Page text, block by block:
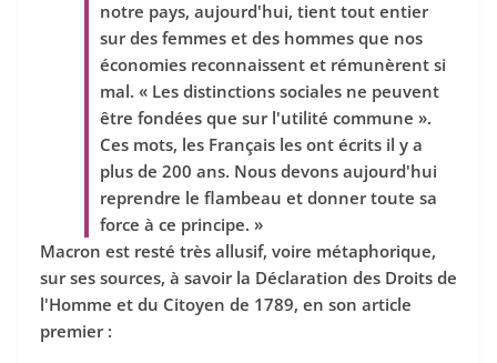
notre pays, aujourd'hui, tient tout entier
sur des femmes et des hommes que nos
économies reconnaissent et rémunèrent si
mal. « Les distinctions sociales ne peuvent
être fondées que sur l'utilité commune ».
Ces mots, les Français les ont écrits il y a
plus de 200 ans. Nous devons aujourd'hui
reprendre le flambeau et donner toute sa
force à ce principe. »
Macron est resté très allusif, voire métaphorique,
sur ses sources, à savoir la Déclaration des Droits de
l'Homme et du Citoyen de 1789, en son article
premier :